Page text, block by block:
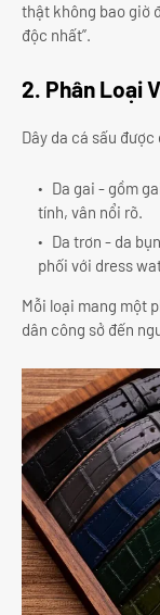
thật không bao giờ
độc nhất”.
2. Phân Loại
Dây da cá sấu
Da gai - gồm
tính, vân nổi rõ.
Da trơn - da
phối với dress
Mỗi loại mang một
dân công sở đến